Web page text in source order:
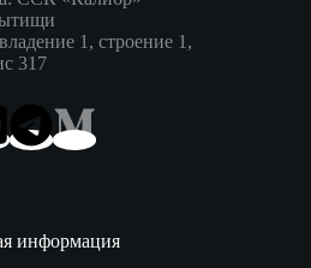
1, строение 1,
317
информация